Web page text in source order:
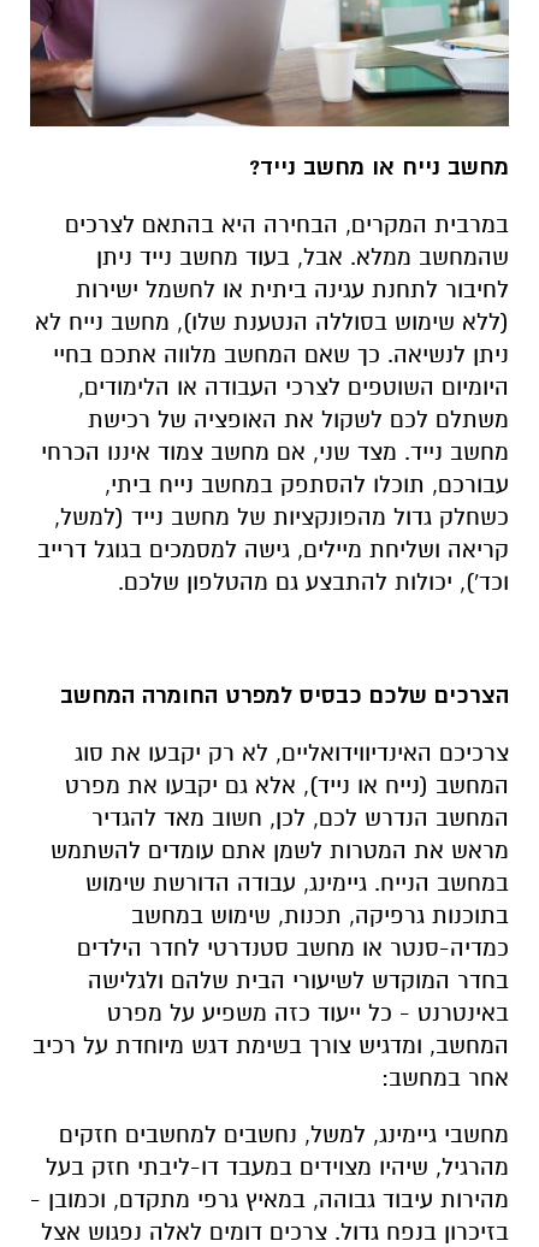
מחשב נייח או מחשב נייד?
במרבית המקרים, הבחירה היא בהתאם לצרכים
שהמחשב ממלא. אבל, בעוד מחשב נייד ניתן
לחיבור לתחנת עגינה ביתית או לחשמל ישירות
(ללא שימוש בסוללה הנטענת שלו), מחשב נייח לא
ניתן לנשיאה. כך שאם המחשב מלווה אתכם בחיי
היומיום השוטפים לצרכי העבודה או הלימודים,
משתלם לכם לשקול את האופציה של רכישת
מחשב נייד. מצד שני, אם מחשב צמוד איננו הכרחי
עבורכם, תוכלו להסתפק במחשב נייח ביתי,
כשחלק גדול מהפונקציות של מחשב נייד (למשל,
קריאה ושליחת מיילים, גישה למסמכים בגוגל דרייב
וכד'), יכולות להתבצע גם מהטלפון שלכם.
הצרכים שלכם כבסיס למפרט החומרה המחשב
צרכיכם האינדיווידואליים, לא רק יקבעו את סוג
המחשב (נייח או נייד), אלא גם יקבעו את מפרט
המחשב הנדרש לכם, לכן, חשוב מאד להגדיר
מראש את המטרות לשמן אתם עומדים להשתמש
במחשב הנייח. גיימינג, עבודה הדורשת שימוש
בתוכנות גרפיקה, תכנות, שימוש במחשב
כמדיה-סנטר או מחשב סטנדרטי לחדר הילדים
בחדר המוקדש לשיעורי הבית שלהם ולגלישה
באינטרנט - כל ייעוד כזה משפיע על מפרט
המחשב, ומדגיש צורך בשימת דגש מיוחדת על רכיב
אחר במחשב:
מחשבי גיימינג, למשל, נחשבים למחשבים חזקים
מהרגיל, שיהיו מצוידים במעבד דו-ליבתי חזק בעל
מהירות עיבוד גבוהה, במאיץ גרפי מתקדם, וכמובן -
בזיכרון בנפח גדול. צרכים דומים לאלה נפגוש אצל